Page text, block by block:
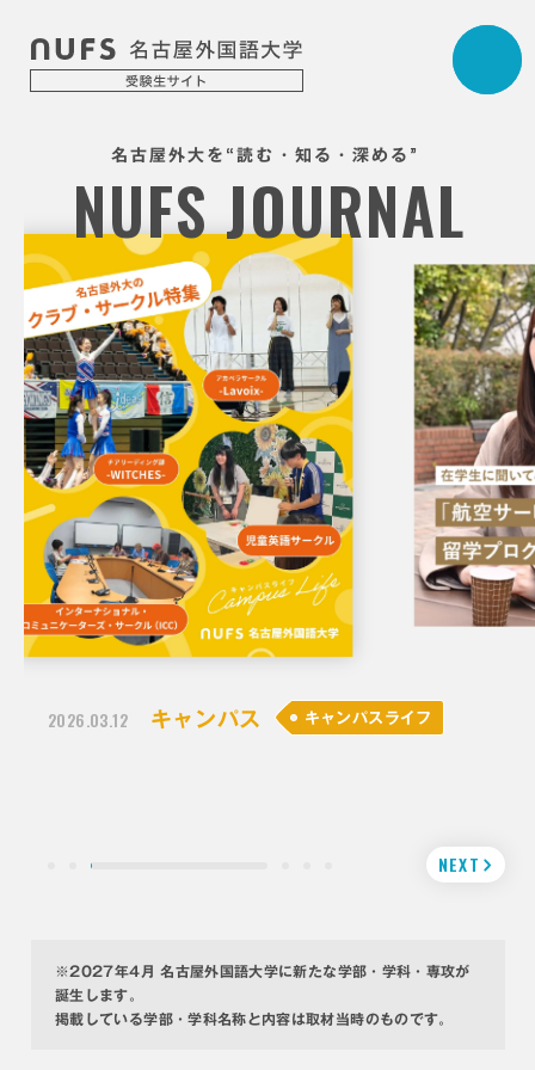
名古屋外大を “読む・知る・深める ”
NUFSJOURNAL
2026.03.10 留学 留学体験記
※2027年4月 名古屋外国語大学に新たな学部・学科・専攻が